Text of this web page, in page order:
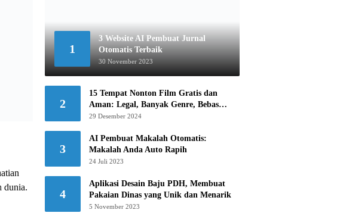
dunia.
1
3 Website AI Pembuat Jurnal
Otomatis Terbaik
30 November 2023
2
15 Tempat Nonton Film Gratis dan
Aman: Legal, Banyak Genre, Bebas
Khawatir!
29 Desember 2024
3
AI Pembuat Makalah Otomatis:
Makalah Anda Auto Rapih
24 Juli 2023
4
Aplikasi Desain Baju PDH, Membuat
Pakaian Dinas yang Unik dan Menarik
5 November 2023